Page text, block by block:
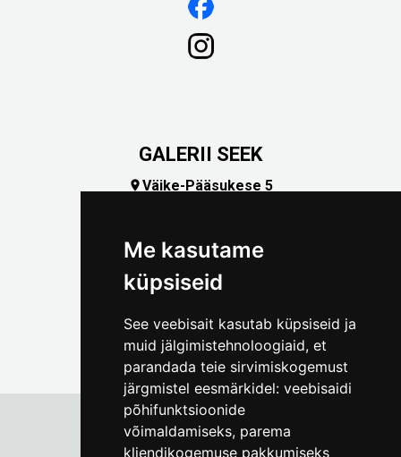
Me kasutame
küpsiseid
See veebisait kasutab küpsiseid ja
muid jälgimistehnoloogiaid, et
parandada teie sirvimiskogemust
järgmistel eesmärkidel: veebisaidi
põhifunktsioonide
võimaldamiseks, parema
kliendikogemuse pakkumiseks
GALERII SEEK
Väike-Pääsukese 5